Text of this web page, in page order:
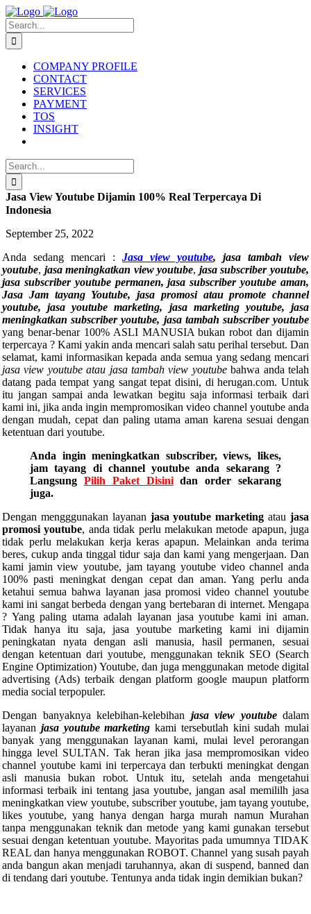
Skip
to
content
Search
for:
COMPANY PROFILE
CONTACT
SERVICES
PAYMENT
TOS
INSIGHT
Search
for:
Jasa View Youtube Dijamin 100% Real Terpercaya Di
Indonesia
September 25, 2022
Anda sedang mencari : Jasa view youtube, jasa tambah view
youtube, jasa meningkatkan view youtube, jasa subscriber youtube,
jasa subscriber youtube permanen, jasa subscriber youtube aman,
Jasa Jam tayang Youtube, jasa promosi atau promote channel
youtube, jasa youtube marketing, jasa marketing youtube, jasa
meningkatkan subscriber youtube, jasa tambah subscriber youtube
yang benar-benar 100% ASLI MANUSIA bukan robot dan dijamin
terpercaya ? Kami yakin anda mencari salah satu perihal tersebut. Dan
selamat, kami informasikan kepada anda semua yang sedang mencari
jasa view youtube atau jasa tambah view youtubebahwa anda telah
datang pada tempat yang sangat tepat disini, di herugan.com. Untuk
itu jangan sampai anda lewatkan begitu saja informasi terbaik dari
kami ini, jika anda ingin mempromosikan video channel youtube anda
dengan mudah, cepat dan paling utama aman karena sesuai dengan
ketentuan dari youtube.
Anda ingin meningkatkan subscriber, views, likes,
jam tayang di channel youtube anda sekarang ?
Langsung Pilih Paket Disinidan order sekarang
juga.
Dengan mengggunakan layanan jasa youtube marketing ataujasa
promosi youtube, anda tidak perlu melakukan metode apapun, juga
tidak perlu melakukan kerja keras apapun. Melainkan anda terima
beres, cukup anda tinggal tidur saja dan kami yang mengerjaan. Dan
kami jamin view youtube, jam tayang youtube video channel anda
100% pasti meningkat dengan cepat dan aman. Yang perlu anda
ketahui semua bahwa layanan jasa promosi video channel youtube
kami ini sangat berbeda dengan yang bertebaran di internet. Mengapa
? Yang paling utama adalah layanan jasa youtube kami ini aman.
Tidak hanya itu saja, jasa youtube marketing kami ini dijamin
peningkatan nyata dengan asli manusia, hasil permanen, sesuai
dengan ketentuan dari youtube, menggunakan teknik SEO (Search
Engine Optimization) Youtube, dan juga menggunakan metode digital
advertising (Ads) terbaik dengan platform google maupun platform
media social terpopuler.
Dengan banyaknya kelebihan-kelebihan jasa view youtubedalam
layanan jasa youtube marketing kami tersebutlah kini sudah mulai
banyak yang menggunakan layanan kami, mulai level perorangan
hingga level SULTAN. Tak heran jika jasa mempromosikan video
channel youtube kami ini terpercaya dan terbukti meningkat dengan
asli manusia bukan robot. Untuk itu, setelah anda mengetahui
informasi terbaik ini tentang jasa youtube, jangan asal memililh jasa
meningkatkan view youtube, subscriber youtube, jam tayang youtube,
likes youtube, yang hanya dengan harga murah namun Murahan
tanpa menggunakan teknik dan metode yang kami gunakan tersebut
sesuai dengan ketentuan youtube. Mayoritas pada umumnya TIDAK
REAL dan hanya menggunakan ROBOT. Channel yang susah payah
anda bangun akan menjadi taruhannya, akan di suspend, banned dan
di tendang dari youtube. Tentunya anda tidak ingin demikian bukan?